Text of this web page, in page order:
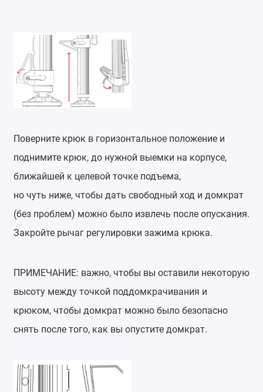
Поверните крюк в горизонтальное положение и
поднимите крюк, до нужной выемки на корпусе,
ближайшей к целевой точке подъема,
но чуть ниже, чтобы дать свободный ход и домкрат
(без проблем) можно было извлечь после опускания.
Закройте рычаг регулировки зажима крюка.
ПРИМЕЧАНИЕ: важно, чтобы вы оставили некоторую
высоту между точкой поддомкрачивания и
крюком, чтобы домкрат можно было безопасно
снять после того, как вы опустите домкрат.